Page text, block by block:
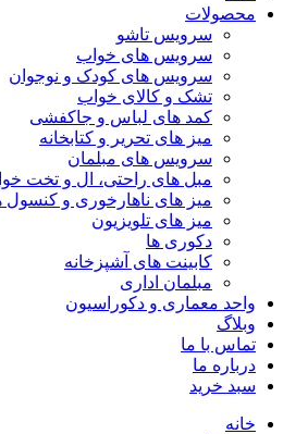
محصولات
سرویس تاشو
سرویس های خواب
سرویس های کودک و نوجوان
تشک و کالای خواب
کمد های لباس و جاکفشی
میز های تحریر و کتابخانه
سرویس های مبلمان
مبل های راحتی، ال و تخت
میز های ناهارخوری و کنسول
میز های تلویزیون
دکوری ها
کابینت های آشپزخانه
مبلمان اداری
واحد معماری و دکوراسیون
وبلاگ
تماس با ما
درباره ما
سبد خرید
خانه